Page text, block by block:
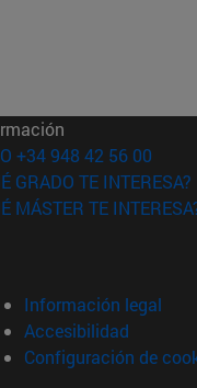
+34 948 42 56 00
GRADO TE INTERESA?
MÁSTER TE
Información legal
Accesibilidad
Configuración de